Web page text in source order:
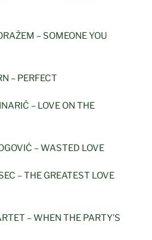
– SOMEONE YOU
– PERFECT
– LOVE ON THE
– WASTED LOVE
– THE GREATEST LOVE
– WHEN THE PARTY’S